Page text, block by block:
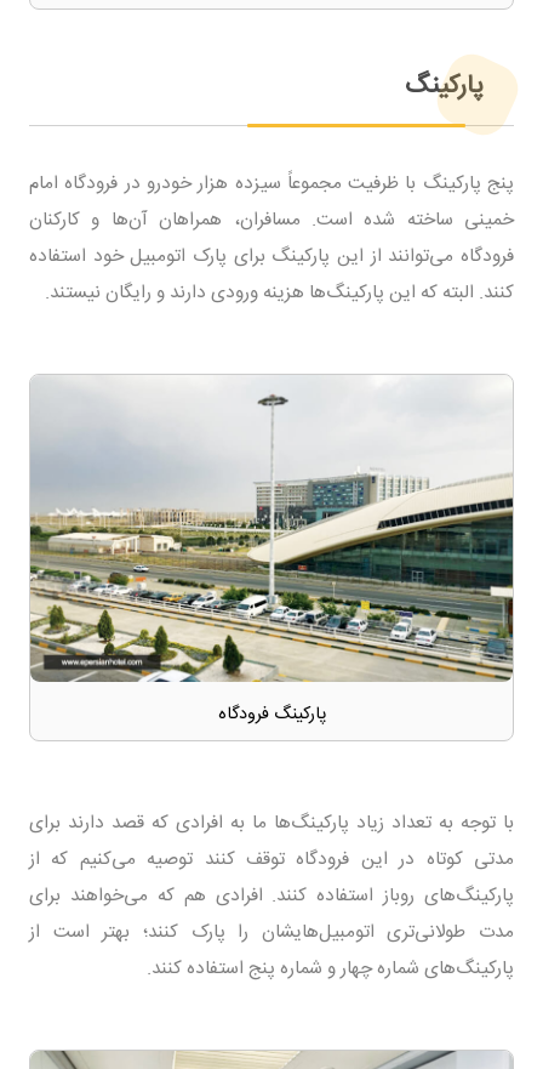
پارکینگ
پنج پارکینگ با ظرفیت مجموعاً سیزده هزار خودرو در فرودگاه امام
خمینی ساخته شده است. مسافران، همراهان آن‌ها و کارکنان
فرودگاه می‌توانند از این پارکینگ برای پارک اتومبیل خود استفاده
کنند. البته که این پارکینگ‌ها هزینه ورودی دارند و رایگان نیستند.
پارکینگ فرودگاه
با توجه به تعداد زیاد پارکینگ‌ها ما به افرادی که قصد دارند برای
مدتی کوتاه در این فرودگاه توقف کنند توصیه می‌کنیم که از
پارکینگ‌های روباز استفاده کنند. افرادی هم که می‌خواهند برای
مدت طولانی‌تری اتومبیل‌هایشان را پارک کنند؛ بهتر است از
پارکینگ‌های شماره چهار و شماره پنج استفاده کنند.